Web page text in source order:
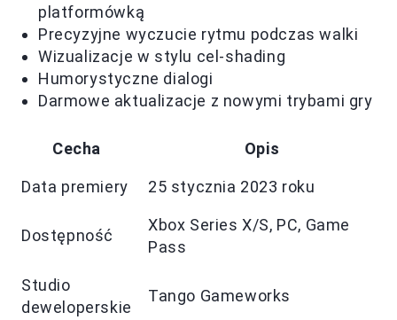
platformówką
Precyzyjne wyczucie rytmu podczas walki
Wizualizacje w stylu cel-shading
Humorystyczne dialogi
Darmowe aktualizacje z nowymi trybami gry
Cecha Opis
Data premiery 25 stycznia 2023 roku
Dostępność
Xbox Series X/S, PC, Game
Pass
Studio
deweloperskie
Tango Gameworks